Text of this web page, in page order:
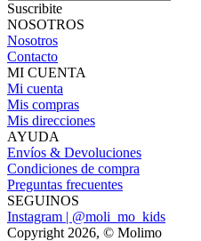
Suscribite
NOSOTROS
Nosotros
Contacto
MI CUENTA
Mi cuenta
Mis compras
Mis direcciones
AYUDA
Envíos & Devoluciones
Condiciones de compra
Preguntas frecuentes
SEGUINOS
Instagram | @moli_mo_kids
Copyright 2026, © Molimo